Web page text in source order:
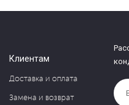
Клиентам
Доставка и оплата
Замена и возврат